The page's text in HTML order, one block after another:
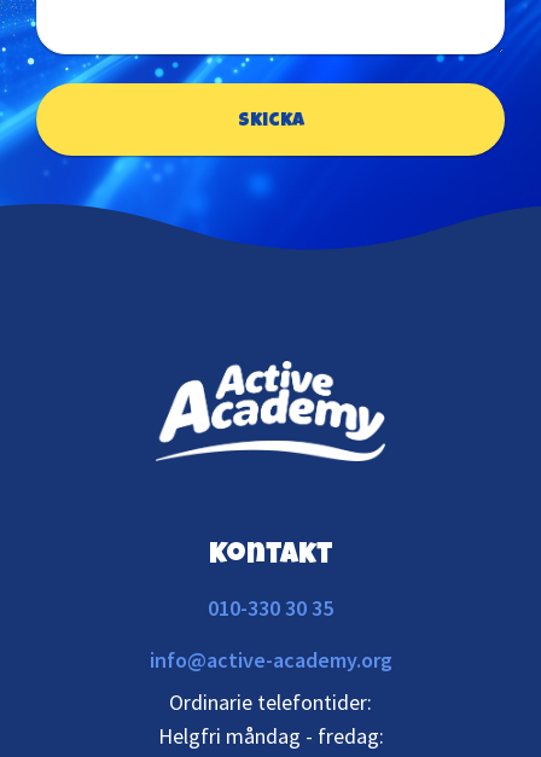
Skicka
Kontakt
010-330 30 35
info@active-academy.org
Ordinarie telefontider:
Helgfri måndag - fredag: